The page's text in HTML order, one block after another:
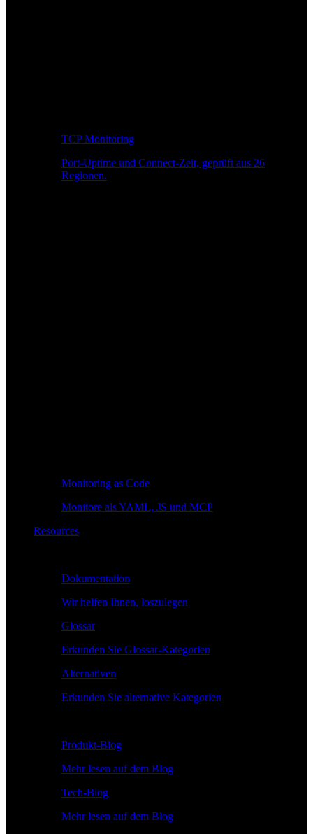
TCP Monitoring
Port-Uptime und Connect-Zeit, geprüft aus 26
Regionen.
Monitoring as Code
Monitore als YAML, JS und MCP
Resources
Dokumentation
Wir helfen Ihnen, loszulegen
Glossar
Erkunden Sie Glossar-Kategorien
Alternativen
Erkunden Sie alternative Kategorien
Produkt-Blog
Mehr lesen auf dem Blog
Tech-Blog
Mehr lesen auf dem Blog